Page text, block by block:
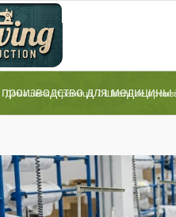
для медицины
Домашняя страница / Швейное